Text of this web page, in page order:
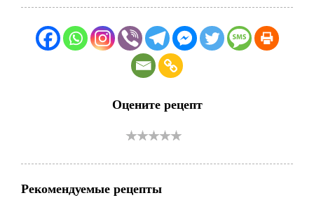
Оцените рецепт
Рекомендуемые рецепты